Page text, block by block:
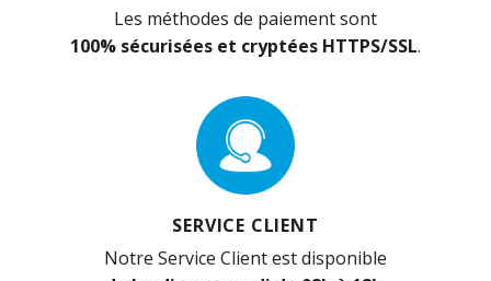
Les méthodes de paiement sont
100% sécurisées et cryptées HTTPS/SSL.
SERVICE CLIENT
Notre Service Client est disponible